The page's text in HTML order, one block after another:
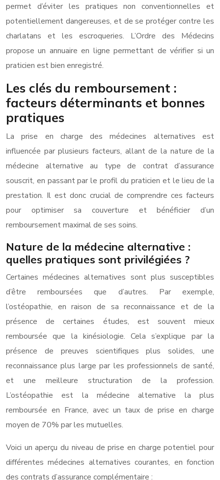
permet d’éviter les pratiques non conventionnelles et
potentiellement dangereuses, et de se protéger contre les
charlatans et les escroqueries. L’Ordre des Médecins
propose un annuaire en ligne permettant de vérifier si un
praticien est bien enregistré.
Les clés du remboursement :
facteurs déterminants et bonnes
pratiques
La prise en charge des médecines alternatives est
influencée par plusieurs facteurs, allant de la nature de la
médecine alternative au type de contrat d’assurance
souscrit, en passant par le profil du praticien et le lieu de la
prestation. Il est donc crucial de comprendre ces facteurs
pour optimiser sa couverture et bénéficier d’un
remboursement maximal de ses soins.
Nature de la médecine alternative :
quelles pratiques sont privilégiées ?
Certaines médecines alternatives sont plus susceptibles
d’être remboursées que d’autres. Par exemple,
l’ostéopathie, en raison de sa reconnaissance et de la
présence de certaines études, est souvent mieux
remboursée que la kinésiologie. Cela s’explique par la
présence de preuves scientifiques plus solides, une
reconnaissance plus large par les professionnels de santé,
et une meilleure structuration de la profession.
L’ostéopathie est la médecine alternative la plus
remboursée en France, avec un taux de prise en charge
moyen de 70% par les mutuelles.
Voici un aperçu du niveau de prise en charge potentiel pour
différentes médecines alternatives courantes, en fonction
des contrats d’assurance complémentaire :